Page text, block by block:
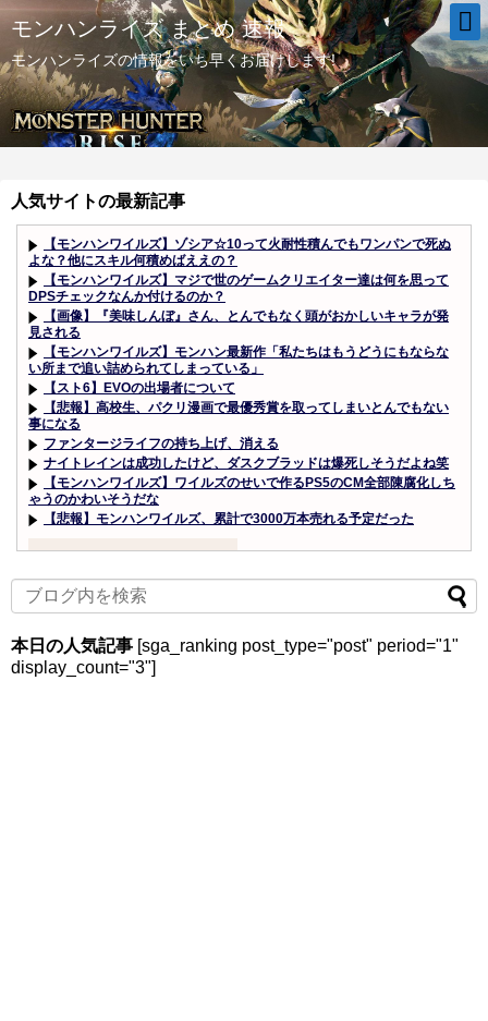
モンハンライズ まとめ 速報
モンハンライズの情報をいち早くお届けします!
人気サイトの最新記事
【モンハンワイルズ】ゾシア☆10って火耐性積んでもワンパンで死ぬ
よな？他にスキル何積めばええの？
【モンハンワイルズ】マジで世のゲームクリエイター達は何を思って
DPSチェックなんか付けるのか？
【画像】『美味しんぼ』さん、とんでもなく頭がおかしいキャラが発
見される
【モンハンワイルズ】モンハン最新作「私たちはもうどうにもならな
い所まで追い詰められてしまっている」
【スト6】EVOの出場者について
【悲報】高校生、パクリ漫画で最優秀賞を取ってしまいとんでもない
事になる
ファンタージライフの持ち上げ、消える
ナイトレインは成功したけど、ダスクブラッドは爆死しそうだよね笑
【モンハンワイルズ】ワイルズのせいで作るPS5のCM全部陳腐化しち
ゃうのかわいそうだな
【悲報】モンハンワイルズ、累計で3000万本売れる予定だった
Powered by livedoor 相互RSS
本日の人気記事 [sga_ranking post_type="post" period="1"
display_count="3"]